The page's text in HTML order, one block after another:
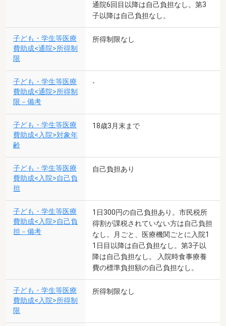
通院6回目以降は自己負担なし。第3
子以降は自己負担なし。
子ども・学生等医療
費助成<通院>所得制
限
所得制限なし
子ども・学生等医療
費助成<通院>所得制
限－備考
-
子ども・学生等医療
費助成<入院>対象年
齢
18歳3月末まで
子ども・学生等医療
費助成<入院>自己負
担
自己負担あり
子ども・学生等医療
費助成<入院>自己負
担－備考
1日300円の自己負担あり。市民税所
得割が課税されていない方は自己負担
なし。月ごと、医療機関ごとに入院1
1日目以降は自己負担なし。第3子以
降は自己負担なし。 入院時食事療養
費の標準負担額の自己負担なし。
子ども・学生等医療
費助成<入院>所得制
限
所得制限なし